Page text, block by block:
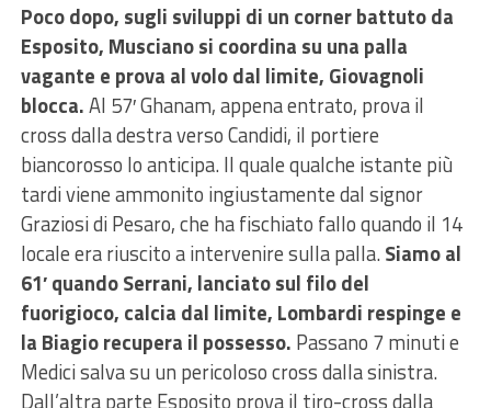
Poco dopo, sugli sviluppi di un corner battuto da
Esposito, Musciano si coordina su una palla
vagante e prova al volo dal limite, Giovagnoli
blocca.Al 57′ Ghanam, appena entrato, prova il
cross dalla destra verso Candidi, il portiere
biancorosso lo anticipa. Il quale qualche istante più
tardi viene ammonito ingiustamente dal signor
Graziosi di Pesaro, che ha fischiato fallo quando il 14
locale era riuscito a intervenire sulla palla.Siamo al
61′ quando Serrani, lanciato sul filo del
fuorigioco, calcia dal limite, Lombardi respinge e
la Biagio recupera il possesso. Passano 7 minuti e
Medici salva su un pericoloso cross dalla sinistra.
Dall’altra parte Esposito prova il tiro-cross dalla